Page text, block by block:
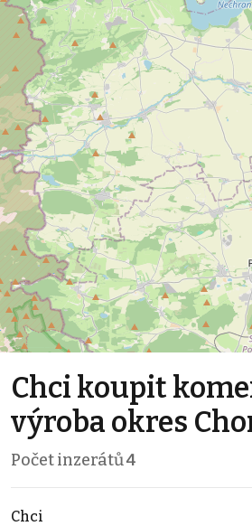
Chci koupit
výroba okres
Počet inzerátů4
Chci